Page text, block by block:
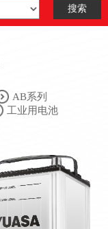
AB系列
工业用电池